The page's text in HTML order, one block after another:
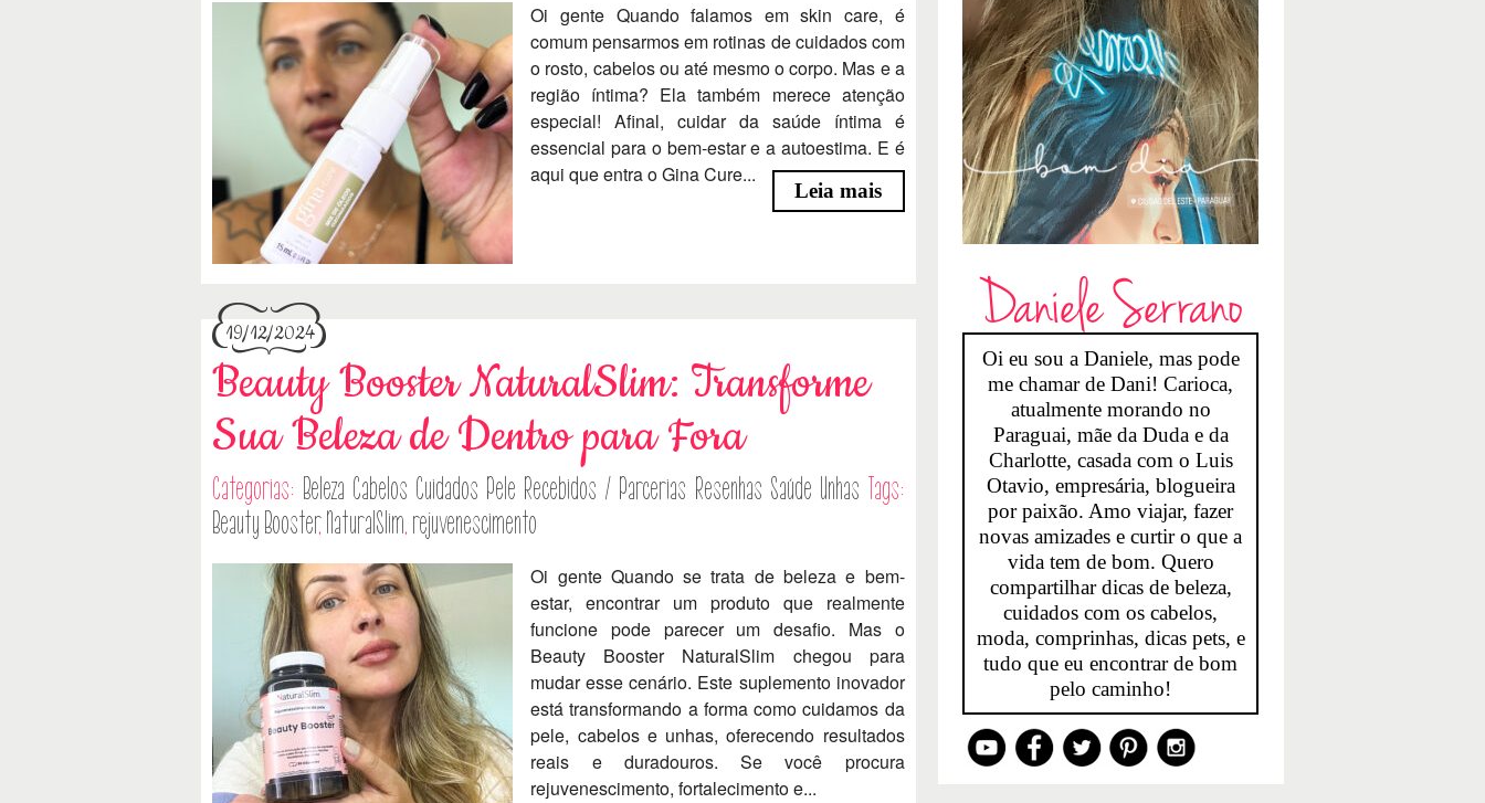
Oi gente Quando falamos em skin care, é
comum pensarmos em rotinas de cuidados com
o rosto, cabelos ou até mesmo o corpo. Mas e a
região íntima? Ela também merece atenção
especial! Afinal, cuidar da saúde íntima é
essencial para o bem-estar e a autoestima. E é
aqui que entra o Gina Cure...
Leia mais
19/12/2024
Beauty Booster NaturalSlim: Transforme
Sua Beleza de Dentro para Fora
Categorias: Beleza Cabelos Cuidados Pele Recebidos / Parcerias Resenhas Saúde Unhas Tags:
Beauty Booster,NaturalSlim, rejuvenescimento
Oi gente Quando se trata de beleza e bem-
estar, encontrar um produto que realmente
funcione pode parecer um desafio. Mas o
Beauty Booster NaturalSlim chegou para
mudar esse cenário. Este suplemento inovador
está transformando a forma como cuidamos da
pele, cabelos e unhas, oferecendo resultados
reais e duradouros. Se você procura
rejuvenescimento, fortalecimento e...
Daniele Serrano
Oi eu sou a Daniele, mas pode
me chamar de Dani! Carioca,
atualmente morando no
Paraguai, mãe da Duda e da
Charlotte, casada com o Luis
Otavio, empresária, blogueira
por paixão. Amo viajar, fazer
novas amizades e curtir o que a
vida tem de bom. Quero
compartilhar dicas de beleza,
cuidados com os cabelos,
moda, comprinhas, dicas pets, e
tudo que eu encontrar de bom
pelo caminho!